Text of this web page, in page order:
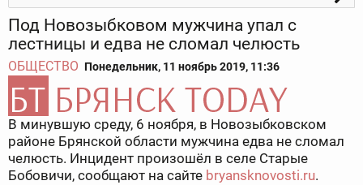
Под Новозыбковом мужчина упал с
лестницы и едва не сломал челюсть
ОБЩЕСТВО Понедельник, 11 ноябрь 2019, 11:36
В минувшую среду, 6 ноября, в Новозыбковском
районе Брянской области мужчина едва не сломал
челюсть. Инцидент произошёл в селе Старые
Бобовичи, сообщают на сайте bryansknovosti.ru.